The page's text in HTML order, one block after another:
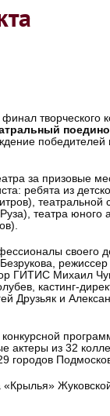
финал творческого
победителей
за призовые
ребята из
театральной
театра юного
своего
ГИТИС Михаил
кастинг-
Друзьяк и
актеры из 32
городов